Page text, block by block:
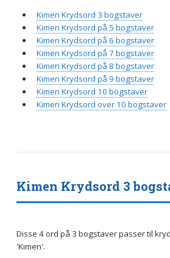
Kimen Krydsord 3
Disse 4 ord på 3 bogstaver passer til
'Kimen'.
Kimen Krydsord 3 bogstaver
Kimen Krydsord på 5 bogstaver
Kimen Krydsord på 6 bogstaver
Kimen Krydsord på 7 bogstaver
Kimen Krydsord på 8 bogstaver
Kimen Krydsord på 9 bogstaver
Kimen Krydsord 10 bogstaver
Kimen Krydsord over 10 bogstaver